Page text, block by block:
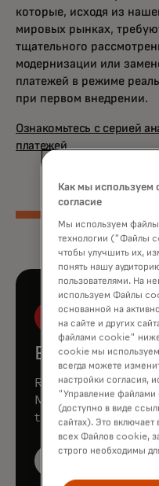
которые, исходя из
мировых рынках,
тщательного
модернизации или
платежей в режиме
при первом внедрении.
Ознакомьтесь с серией
платежей
Book a demo
Request a
Mastercard can
through our
Как мы
согласие
Мы используем
технологии ("Файлы
чтобы улучшить их,
понять нашу
пользователями. На
используем Файлы
основанной на
на сайте и других
файлами cookie"
cookie мы
всегда можете
настройки согласия,
"Управление
(доступно в виде
сайтах). Это включает
всех Файлов cookie,
строго необходимы